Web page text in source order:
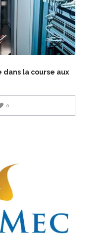
la course aux
0